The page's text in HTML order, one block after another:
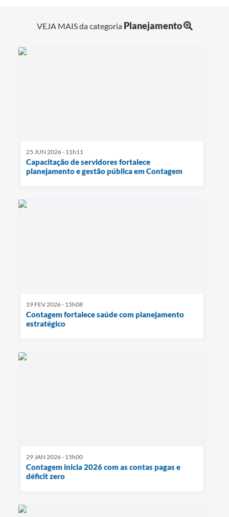
VEJA MAIS da categoria Planejamento
25 JUN 2026 - 11h11
Capacitação de servidores fortalece
planejamento e gestão pública em Contagem
19 FEV 2026 - 15h08
Contagem fortalece saúde com planejamento
estratégico
29 JAN 2026 - 15h00
Contagem inicia 2026 com as contas pagas e
déficit zero